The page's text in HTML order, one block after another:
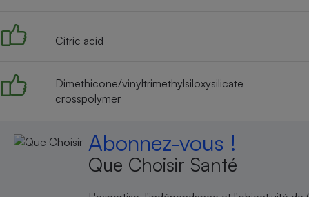
Citric acid
Dimethicone/vinyltrimethylsiloxysilicate
crosspolymer
Abonnez-vous !
Que Choisir Santé